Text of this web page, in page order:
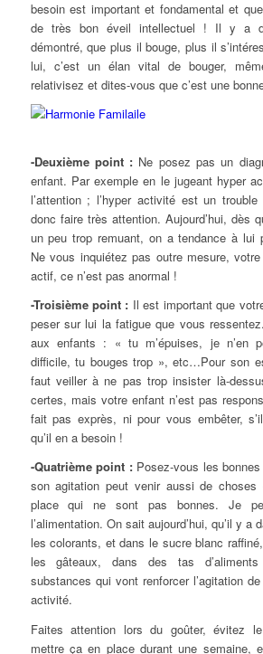
besoin est important et fondamental et
de très bon éveil intellectuel ! Il y a
démontré, que plus il bouge, plus il
lui, c’est un élan vital de bouger,
relativisez et dites-vous que c’est une
-Deuxième point: Ne posez pas un
enfant. Par exemple en le jugeant hyper
l’attention ; l’hyper activité est un
donc faire très attention. Aujourd’hui, dès
un peu trop remuant, on a tendance à lui
Ne vous inquiétez pas outre mesure,
actif, ce n’est pas anormal !
-Troisième point : Il est important que
peser sur lui la fatigue que vous
aux enfants : « tu m’épuises, je n’en
difficile, tu bouges trop », etc…Pour son
faut veiller à ne pas trop insister là-
certes, mais votre enfant n’est pas
fait pas exprès, ni pour vous embêter,
qu’il en a besoin !
-Quatrième point : Posez-vous les
son agitation peut venir aussi de
place qui ne sont pas bonnes. Je
l’alimentation. On sait aujourd’hui, qu’il y a
les colorants, et dans le sucre blanc
les gâteaux, dans des tas
substances qui vont renforcer l’agitation
activité.
Faites attention lors du goûter, évitez
mettre ça en place durant une semaine,